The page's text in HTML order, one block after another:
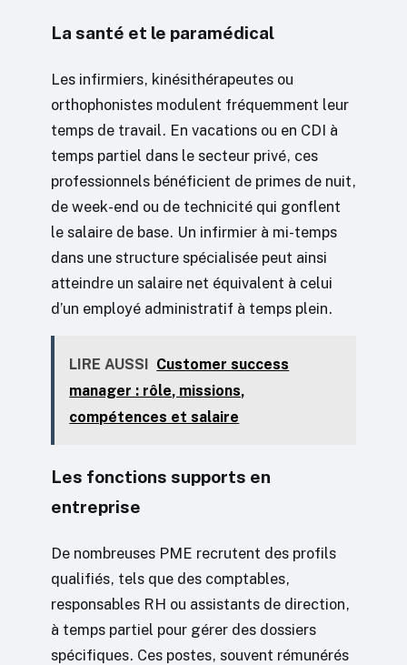
La santé et le paramédical
Les infirmiers, kinésithérapeutes ou
orthophonistes modulent fréquemment leur
temps de travail. En vacations ou en CDI à
temps partiel dans le secteur privé, ces
professionnels bénéficient de primes de nuit,
de week-end ou de technicité qui gonflent
le salaire de base. Un infirmier à mi-temps
dans une structure spécialisée peut ainsi
atteindre un salaire net équivalent à celui
d’un employé administratif à temps plein.
LIRE AUSSI Customer success
manager : rôle, missions,
compétences et salaire
Les fonctions supports en
entreprise
De nombreuses PME recrutent des profils
qualifiés, tels que des comptables,
responsables RH ou assistants de direction,
à temps partiel pour gérer des dossiers
spécifiques. Ces postes, souvent rémunérés